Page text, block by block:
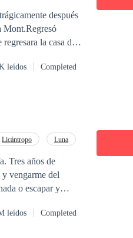
después
Mont.Regresó
la casa de
qué convirtió su
leídos Completed
Licántropo
Luna
Tres años de
vengarme del
o escapar y
su doncella
leídos Completed